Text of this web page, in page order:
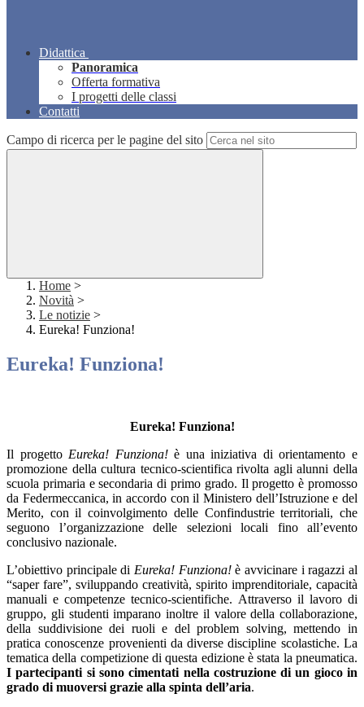
Didattica
Panoramica
Offerta formativa
I progetti delle classi
Contatti
Campo di ricerca per le pagine del sito
Home >
Novità >
Le notizie >
Eureka! Funziona!
Eureka! Funziona!
Eureka! Funziona!
Il progetto Eureka! Funziona!è una iniziativa di orientamento e
promozione della cultura tecnico-scientifica rivolta agli alunni della
scuola primaria e secondaria di primo grado. Il progetto è promosso
da Federmeccanica, in accordo con il Ministero dell’Istruzione e del
Merito, con il coinvolgimento delle Confindustrie territoriali, che
seguono l’organizzazione delle selezioni locali fino all’evento
conclusivo nazionale.
L’obiettivo principale di Eureka! Funziona! è avvicinare i ragazzi al
“saper fare”, sviluppando creatività, spirito imprenditoriale, capacità
manuali e competenze tecnico-scientifiche. Attraverso il lavoro di
gruppo, gli studenti imparano inoltre il valore della collaborazione,
della suddivisione dei ruoli e del problem solving, mettendo in
pratica conoscenze provenienti da diverse discipline scolastiche. La
tematica della competizione di questa edizione è stata la pneumatica.
I partecipanti si sono cimentati nella costruzione di un gioco in
grado di muoversi grazie alla spinta dell’aria.